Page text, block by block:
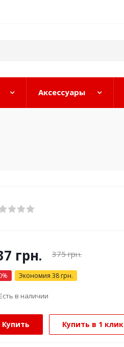
Аксессуары
грн. 375грн.
% Экономия 38 грн.
Есть в наличии
Купить Купить в 1 клик